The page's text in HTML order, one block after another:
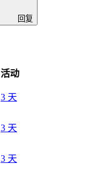
回复
活动
3 天
3 天
3 天